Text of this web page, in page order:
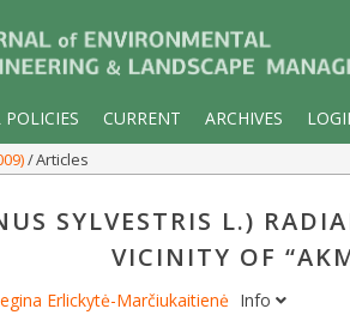
POLICIES CURRENT ARCHIVES
Articles
SYLVESTRIS L.)
VICINITY OF
Erlickytė-Marčiukaitienė Info